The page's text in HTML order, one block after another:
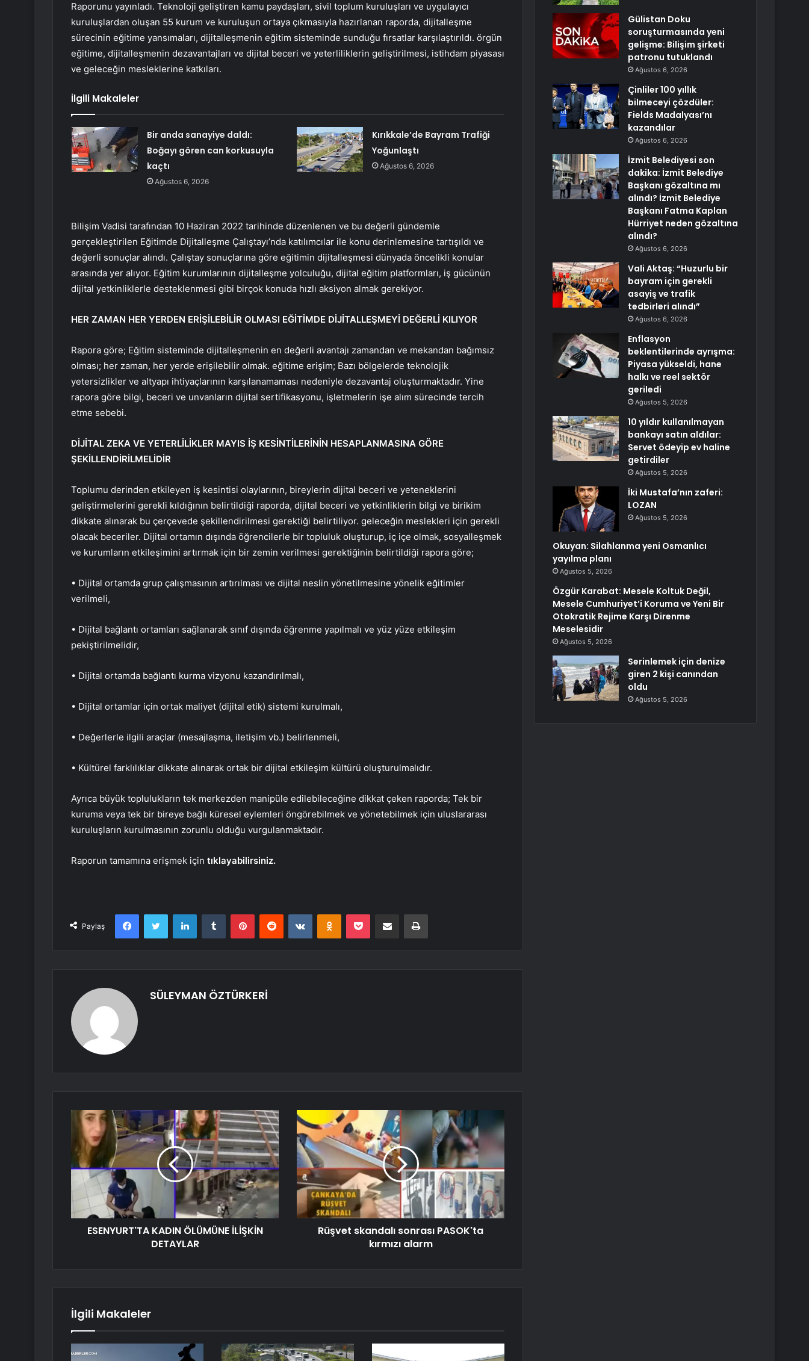
Raporunu yayınladı. Teknoloji geliştiren kamu paydaşları, sivil toplum kuruluşları ve uygulayıcı
kuruluşlardan oluşan 55 kurum ve kuruluşun ortaya çıkmasıyla hazırlanan raporda, dijitalleşme
sürecinin eğitime yansımaları, dijitalleşmenin eğitim sisteminde sunduğu fırsatlar karşılaştırıldı. örgün
eğitime, dijitalleşmenin dezavantajları ve dijital beceri ve yeterliliklerin geliştirilmesi, istihdam piyasası
ve geleceğin mesleklerine katkıları.
İlgili Makaleler
Bir anda sanayiye daldı:
Boğayı gören can korkusuyla
kaçtı
Ağustos 6, 2026
Kırıkkale’de Bayram Trafiği
Yoğunlaştı
Ağustos 6, 2026
Bilişim Vadisi tarafından 10 Haziran 2022 tarihinde düzenlenen ve bu değerli gündemle
gerçekleştirilen Eğitimde Dijitalleşme Çalıştayı’nda katılımcılar ile konu derinlemesine tartışıldı ve
değerli sonuçlar alındı. Çalıştay sonuçlarına göre eğitimin dijitalleşmesi dünyada öncelikli konular
arasında yer alıyor. Eğitim kurumlarının dijitalleşme yolculuğu, dijital eğitim platformları, iş gücünün
dijital yetkinliklerle desteklenmesi gibi birçok konuda hızlı aksiyon almak gerekiyor.
HER ZAMAN HER YERDEN ERİŞİLEBİLİR OLMASI EĞİTİMDE DİJİTALLEŞMEYİ DEĞERLİ KILIYOR
Rapora göre; Eğitim sisteminde dijitalleşmenin en değerli avantajı zamandan ve mekandan bağımsız
olması; her zaman, her yerde erişilebilir olmak. eğitime erişim; Bazı bölgelerde teknolojik
yetersizlikler ve altyapı ihtiyaçlarının karşılanamaması nedeniyle dezavantaj oluşturmaktadır. Yine
rapora göre bilgi, beceri ve unvanların dijital sertifikasyonu, işletmelerin işe alım sürecinde tercih
etme sebebi.
DİJİTAL ZEKA VE YETERLİLİKLER MAYIS İŞ KESİNTİLERİNİN HESAPLANMASINA GÖRE
ŞEKİLLENDİRİLMELİDİR
Toplumu derinden etkileyen iş kesintisi olaylarının, bireylerin dijital beceri ve yeteneklerini
geliştirmelerini gerekli kıldığının belirtildiği raporda, dijital beceri ve yetkinliklerin bilgi ve birikim
dikkate alınarak bu çerçevede şekillendirilmesi gerektiği belirtiliyor. geleceğin meslekleri için gerekli
olacak beceriler. Dijital ortamın dışında öğrencilerle bir topluluk oluşturup, iç içe olmak, sosyalleşmek
ve kurumların etkileşimini artırmak için bir zemin verilmesi gerektiğinin belirtildiği rapora göre;
• Dijital ortamda grup çalışmasının artırılması ve dijital neslin yönetilmesine yönelik eğitimler
verilmeli,
• Dijital bağlantı ortamları sağlanarak sınıf dışında öğrenme yapılmalı ve yüz yüze etkileşim
pekiştirilmelidir,
• Dijital ortamda bağlantı kurma vizyonu kazandırılmalı,
• Dijital ortamlar için ortak maliyet (dijital etik) sistemi kurulmalı,
• Değerlerle ilgili araçlar (mesajlaşma, iletişim vb.) belirlenmeli,
• Kültürel farklılıklar dikkate alınarak ortak bir dijital etkileşim kültürü oluşturulmalıdır.
Ayrıca büyük toplulukların tek merkezden manipüle edilebileceğine dikkat çeken raporda; Tek bir
kuruma veya tek bir bireye bağlı küresel eylemleri öngörebilmek ve yönetebilmek için uluslararası
kuruluşların kurulmasının zorunlu olduğu vurgulanmaktadır.
Raporun tamamına erişmek için tıklayabilirsiniz.
Paylaş
FacebookTwitter LinkedInTumblr PinterestReddit VKontakteOdnoklassniki
Pocket E-Posta ile paylaş Yazdır
SÜLEYMAN ÖZTÜRKERİ
ESENYURT'TA KADIN ÖLÜMÜNE İLİŞKİN
DETAYLAR
Rüşvet skandalı sonrası PASOK'ta
kırmızı alarm
İlgili Makaleler
Gülistan Doku
soruşturmasında yeni
gelişme: Bilişim şirketi
patronu tutuklandı
Ağustos 6, 2026
Çinliler 100 yıllık
bilmeceyi çözdüler:
Fields Madalyası’nı
kazandılar
Ağustos 6, 2026
İzmit Belediyesi son
dakika: İzmit Belediye
Başkanı gözaltına mı
alındı? İzmit Belediye
Başkanı Fatma Kaplan
Hürriyet neden gözaltına
alındı?
Ağustos 6, 2026
Vali Aktaş: “Huzurlu bir
bayram için gerekli
asayiş ve trafik
tedbirleri alındı”
Ağustos 6, 2026
Enflasyon
beklentilerinde ayrışma:
Piyasa yükseldi, hane
halkı ve reel sektör
geriledi
Ağustos 5, 2026
10 yıldır kullanılmayan
bankayı satın aldılar:
Servet ödeyip ev haline
getirdiler
Ağustos 5, 2026
İki Mustafa’nın zaferi:
LOZAN
Ağustos 5, 2026
Okuyan: Silahlanma yeni Osmanlıcı
yayılma planı
Ağustos 5, 2026
Özgür Karabat: Mesele Koltuk Değil,
Mesele Cumhuriyet’i Koruma ve Yeni Bir
Otokratik Rejime Karşı Direnme
Meselesidir
Ağustos 5, 2026
Serinlemek için denize
giren 2 kişi canından
oldu
Ağustos 5, 2026